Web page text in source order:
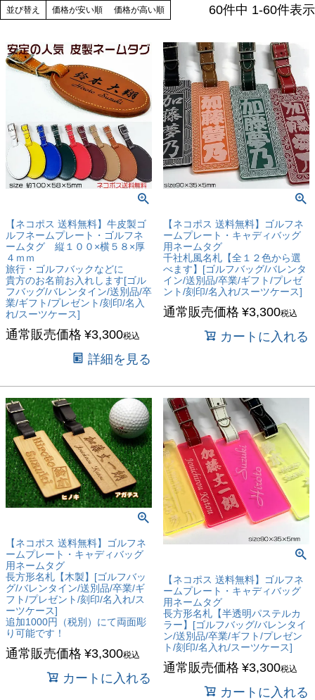
並び替え 価格が安い順 価格が高い順 60件中 1-60件表示
【ネコポス 送料無料】牛皮製ゴ
ルフネームプレート・ゴルフネ
ームタグ 縦１００×横５８×厚
４ｍｍ
旅行・ゴルフバックなどに
貴方のお名前お入れします[ゴル
フバッグ/バレンタイン/送別品/卒
業/ギフト/プレゼント/刻印/名入
れ/スーツケース]
通常販売価格 ¥3,300税込
詳細を見る
【ネコポス 送料無料】ゴルフネ
ームプレート・キャディバッグ
用ネームタグ
千社札風名札【全１２色から選
べます】[ゴルフバッグ/バレンタ
イン/送別品/卒業/ギフト/プレゼ
ント/刻印/名入れ/スーツケース]
通常販売価格 ¥3,300税込
カートに入れる
【ネコポス 送料無料】ゴルフネ
ームプレート・キャディバッグ
用ネームタグ
長方形名札【木製】[ゴルフバッ
グ/バレンタイン/送別品/卒業/ギ
フト/プレゼント/刻印/名入れ/ス
ーツケース]
追加1000円（税別）にて両面彫
り可能です！
通常販売価格 ¥3,300税込
カートに入れる
【ネコポス 送料無料】ゴルフネ
ームプレート・キャディバッグ
用ネームタグ
長方形名札【半透明パステルカ
ラー】[ゴルフバッグ/バレンタイ
ン/送別品/卒業/ギフト/プレゼン
ト/刻印/名入れ/スーツケース]
通常販売価格 ¥3,300税込
カートに入れる